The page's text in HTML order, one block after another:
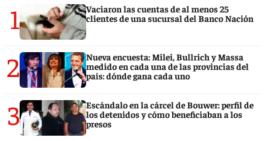
1
Vaciaron las cuentas de al menos 25
clientes de una sucursal del Banco Nación
2
Nueva encuesta: Milei, Bullrich y Massa
medido en cada una de las provincias del
país: dónde gana cada uno
3
Escándalo en la cárcel de Bouwer: perfil de
los detenidos y cómo beneficiaban a los
presos